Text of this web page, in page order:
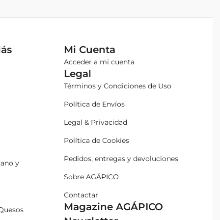
y
Mi Cuenta
Acceder a mi cuenta
Legal
Términos y Condiciones de Uso
Política de Envíos
Legal & Privacidad
Política de Cookies
Pedidos, entregas y devoluciones
Sobre AGÁPICO
Contactar
Magazine AGÁPICO